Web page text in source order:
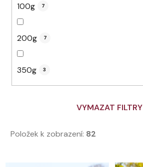
100g 7
200g 7
350g 3
VYMAZAT FILTRY
Položek k zobrazení: 82